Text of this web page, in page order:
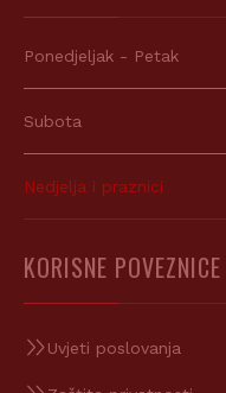
Ponedjeljak - Petak
Subota
Nedjelja i praznici
KORISNE POVEZNICE
Uvjeti poslovanja